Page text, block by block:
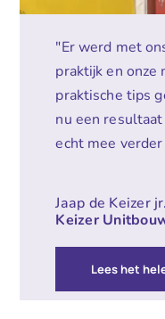
"Er werd met
praktijk en onze
praktische tips
nu een
echt mee
Jaap de Keizer
Keizer
Lees het